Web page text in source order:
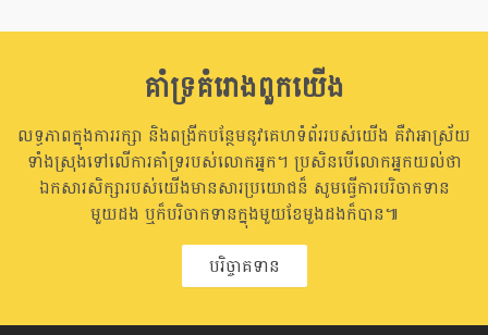
គាំទ្រគំរោងពួកយើង
លទ្ធភាពក្នុងការរក្សា និងពង្រីកបន្ថែមនូវគេហទំព័ររបស់យើង គឺវាអាស្រ័យ
ទាំងស្រុងទៅលើការគាំទ្ររបស់លោកអ្នក។ ប្រសិនបើលោកអ្នកយល់ថា
ឯកសារសិក្សារបស់យើងមានសារប្រយោជន៏ សូមធ្វើការបរិចាកទាន
មួយដង ឬក៏បរិចាកទានក្នុងមួយខែមួងដងក៏បាន៕
បរិច្ចាគទាន